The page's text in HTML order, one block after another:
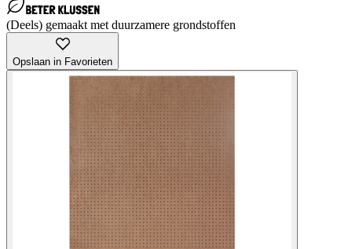
(Deels) gemaakt met duurzamere grondstoffen
Opslaan in Favorieten